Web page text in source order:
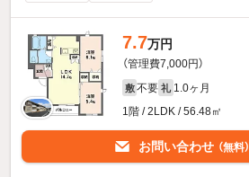
7.7万円
（管理費7,000円）
敷 不要 礼 1.0ヶ月
1階 / 2LDK / 56.48㎡
お問い合わせ （無料）